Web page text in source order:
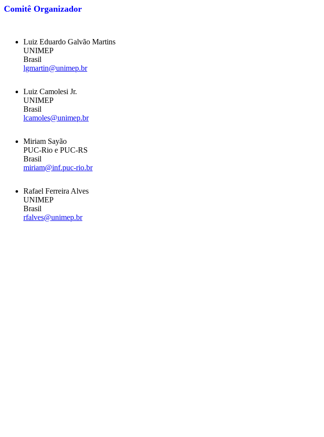
Comitê Organizador
Luiz Eduardo Galvão Martins
UNIMEP
Brasil
lgmartin@unimep.br
Luiz Camolesi Jr.
UNIMEP
Brasil
lcamoles@unimep.br
Miriam Sayão
PUC-Rio e PUC-RS
Brasil
miriam@inf.puc-rio.br
Rafael Ferreira Alves
UNIMEP
Brasil
rfalves@unimep.br